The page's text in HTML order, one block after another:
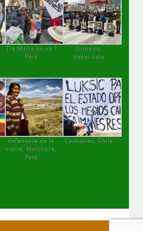
Tía María no va !
Perú
Orinoco,
Venezuela
defensora de la
tierra, Melchora,
Perú
Caimanes, Chile